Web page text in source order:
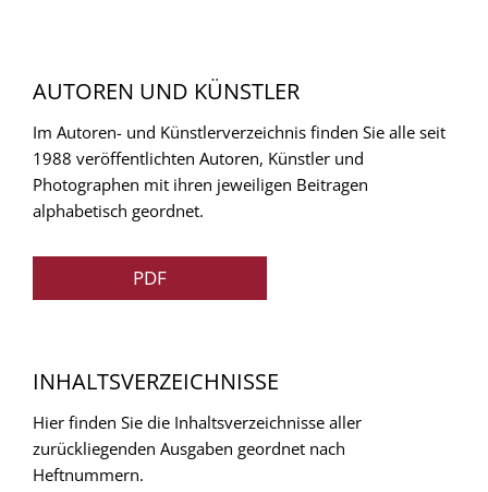
AUTOREN UND KÜNSTLER
Im Autoren- und Künstlerverzeichnis finden Sie alle seit
1988 veröffentlichten Autoren, Künstler und
Photographen mit ihren jeweiligen Beitragen
alphabetisch geordnet.
PDF
INHALTSVERZEICHNISSE
Hier finden Sie die Inhaltsverzeichnisse aller
zurückliegenden Ausgaben geordnet nach
Heftnummern.